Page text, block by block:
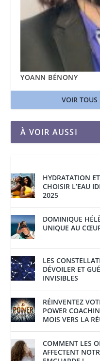
YOANN BÉNONY
VOIR TOUS
À VOIR AUSSI
HYDRATATION
CHOISIR L’EAU
2025
DOMINIQUE
UNIQUE AU
LES
DÉVOILER ET
INVISIBLES
RÉINVENTEZ
POWER
MOIS VERS LA
COMMENT LES
AFFECTENT